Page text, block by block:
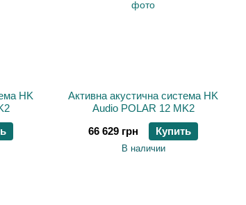
HK
Активна акустична система HK
Audio POLAR 12 MK2
66 629 грн
Купить
В наличии